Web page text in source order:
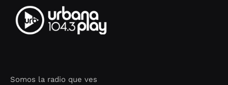
Somos la radio que ves